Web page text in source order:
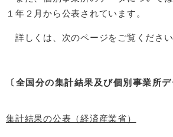
１年２月から公表されています。
詳しくは、次のページをご覧ください
〔全国分の集計結果及び個別事業所デ
集計結果の公表（経済産業省）